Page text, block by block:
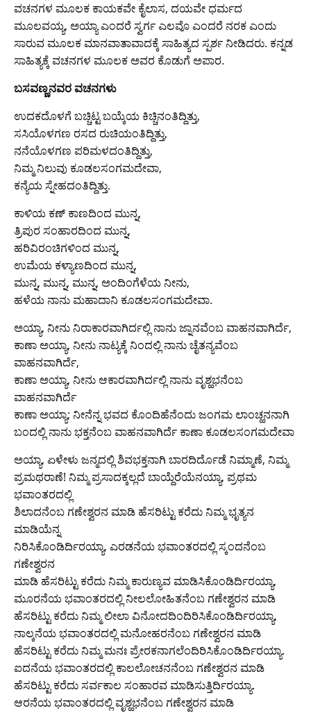
ವಚನಗಳ ಮೂಲಕ ಕಾಯಕವೇ ಕೈಲಾಸ, ದಯವೇ ಧರ್ಮದ
ಮೂಲವಯ್ಯ, ಅಯ್ಯಾ ಎಂದರೆ ಸ್ವರ್ಗ ಎಲವೊ ಎಂದರೆ ನರಕ ಎಂದು
ಸಾರುವ ಮೂಲಕ ಮಾನವಾತಾವಾದಕ್ಕೆ ಸಾಹಿತ್ಯದ ಸ್ಪರ್ಶ ನೀಡಿದರು. ಕನ್ನಡ
ಸಾಹಿತ್ಯಕ್ಕೆ ವಚನಗಳ ಮೂಲಕ ಅವರ ಕೊಡುಗೆ ಅಪಾರ.
ಬಸವಣ್ಣನವರ ವಚನಗಳು
ಉದಕದೊಳಗೆ ಬಚ್ಚಿಟ್ಟ ಬಯ್ಕೆಯ ಕಿಚ್ಚಿನಂತಿದ್ದಿತ್ತು,
ಸಸಿಯೊಳಗಣ ರಸದ ರುಚಿಯಂತಿದ್ದಿತ್ತು,
ನನೆಯೊಳಗಣ ಪರಿಮಳದಂತಿದ್ದಿತ್ತು,
ನಿಮ್ಮ ನಿಲುವು ಕೂಡಲಸಂಗಮದೇವಾ,
ಕನ್ಯೆಯ ಸ್ನೇಹದಂತಿದ್ದಿತ್ತು.
ಕಾಳಿಯ ಕಣ್ ಕಾಣದಿಂದ ಮುನ್ನ,
ತ್ರಿಪುರ ಸಂಹಾರದಿಂದ ಮುನ್ನ,
ಹರಿವಿರಂಚಿಗಳಿಂದ ಮುನ್ನ,
ಉಮೆಯ ಕಳ್ಯಾಣದಿಂದ ಮುನ್ನ,
ಮುನ್ನ, ಮುನ್ನ, ಮುನ್ನ, ಅಂದಿಂಗೆಳೆಯ ನೀನು,
ಹಳೆಯ ನಾನು ಮಹಾದಾನಿ ಕೂಡಲಸಂಗಮದೇವಾ.
ಅಯ್ಯಾ, ನೀನು ನಿರಾಕಾರವಾಗಿರ್ದಲ್ಲಿ ನಾನು ಜ್ನಾನವೆಂಬ ವಾಹನವಾಗಿರ್ದೆ,
ಕಾಣಾ ಅಯ್ಯಾ, ನೀನು ನಾಟ್ಯಕ್ಕೆ ನಿಂದಲ್ಲಿ ನಾನು ಚೈತನ್ಯವೆಂಬ
ವಾಹನವಾಗಿರ್ದೆ,
ಕಾಣಾ ಅಯ್ಯಾ, ನೀನು ಆಕಾರವಾಗಿರ್ದಲ್ಲಿ ನಾನು ವೃಶ್ಹಭನೆಂಬ
ವಾಹನವಾಗಿರ್ದೆ
ಕಾಣಾ ಅಯ್ಯಾ; ನೀನೆನ್ನ ಭವದ ಕೊಂದಿಹೆನೆಂದು ಜಂಗಮ ಲಾಂಚ್ಹನನಾಗಿ
ಬಂದಲ್ಲಿ ನಾನು ಭಕ್ತನೆಂಬ ವಾಹನವಾಗಿರ್ದೆ ಕಾಣಾ ಕೂಡಲಸಂಗಮದೇವಾ
ಅಯ್ಯಾ, ಏಳೇಳು ಜನ್ಮದಲ್ಲಿ ಶಿವಭಕ್ತನಾಗಿ ಬಾರದಿರ್ದೊಡೆ ನಿಮ್ಮಾಣೆ, ನಿಮ್ಮ
ಪ್ರಮಥರಾಣೆ! ನಿಮ್ಮ ಪ್ರಸಾದಕ್ಕಲ್ಲದೆ ಬಾಯ್ದೆರೆಯೆನಯ್ಯಾ, ಪ್ರಥಮ
ಭವಾಂತರದಲ್ಲಿ
ಶಿಲಾದನೆಂಬ ಗಣೇಶ್ವರನ ಮಾಡಿ ಹೆಸರಿಟ್ಟು ಕರೆದು ನಿಮ್ಮ ಭೃತ್ಯನ
ಮಾಡಿಯೆನ್ನ
ನಿರಿಸಿಕೊಂಡಿರ್ದಿರಯ್ಯಾ, ಎರಡನೆಯ ಭವಾಂತರದಲ್ಲಿ ಸ್ಕಂದನೆಂಬ
ಗಣೇಶ್ವರನ
ಮಾಡಿ ಹೆಸರಿಟ್ಟು ಕರೆದು ನಿಮ್ಮ ಕಾರುಣ್ಯವ ಮಾಡಿಸಿಕೊಂಡಿರ್ದಿರಯ್ಯಾ,
ಮೂರನೆಯ ಭವಾಂತರದಲ್ಲಿ ನೀಲಲೋಹಿತನೆಂಬ ಗಣೇಶ್ವರನ ಮಾಡಿ
ಹೆಸರಿಟ್ಟು ಕರೆದು ನಿಮ್ಮ ಲೀಲಾ ವಿನೋದದಿಂದಿರಿಸಿಕೊಂಡಿರ್ದಿರಯ್ಯಾ,
ನಾಲ್ಕನೆಯ ಭವಾಂತರದಲ್ಲಿ ಮನೋಹರನೆಂಬ ಗಣೇಶ್ವರನ ಮಾಡಿ
ಹೆಸರಿಟ್ಟು ಕರೆದು ನಿಮ್ಮ ಮನಃ ಪ್ರೇರಕನಾಗಲೆಂದಿರಿಸಿಕೊಂಡಿರ್ದಿರಯ್ಯಾ.
ಐದನೆಯ ಭವಾಂತರದಲ್ಲಿ ಕಾಲಲೋಚನನೆಂಬ ಗಣೇಶ್ವರನ ಮಾಡಿ
ಹೆಸರಿಟ್ಟು ಕರೆದು ಸರ್ವಕಾಲ ಸಂಹಾರವ ಮಾಡಿಸುತ್ತಿರ್ದಿರಯ್ಯಾ.
ಆರನೆಯ ಭವಾಂತರದಲ್ಲಿ ವೃಶ್ಹಭನೆಂಬ ಗಣೇಶ್ವರನ ಮಾಡಿ